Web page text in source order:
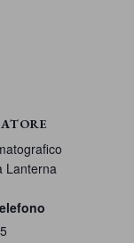
Lanterna